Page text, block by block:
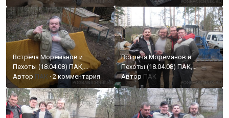
Встреча Мореманов и
Пехоты (18.04.08) ПАК,
РОДЖЕР, ПСБ, Лева
Автор ПАК · 2 комментария
Встреча Мореманов и
Пехоты (18.04.08) ПАК,
РОДЖЕР, ПСБ, Лева
Автор ПАК